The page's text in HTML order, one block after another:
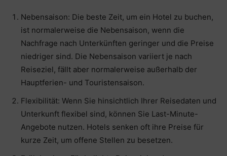
Nebensaison: Die beste Zeit, um ein Hotel zu buchen,
ist normalerweise die Nebensaison, wenn die
Nachfrage nach Unterkünften geringer und die Preise
niedriger sind. Die Nebensaison variiert je nach
Reiseziel, fällt aber normalerweise außerhalb der
Hauptferien- und Touristensaison.
Flexibilität: Wenn Sie hinsichtlich Ihrer Reisedaten und
Unterkunft flexibel sind, können Sie Last-Minute-
Angebote nutzen. Hotels senken oft ihre Preise für
kurze Zeit, um offene Stellen zu besetzen.